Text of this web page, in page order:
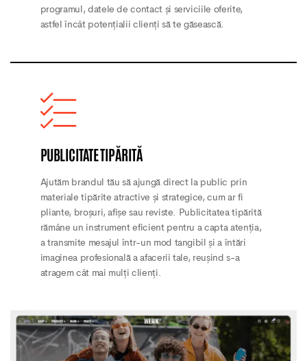
programul, datele de contact și serviciile oferite,
astfel încât potențialii clienți să te găsească.
PUBLICITATE TIPĂRITĂ
Ajutăm brandul tău să ajungă direct la public prin
materiale tipărite atractive și strategice, cum ar fi
pliante, broșuri, afișe sau reviste. Publicitatea tipărită
rămâne un instrument eficient pentru a capta atenția,
a transmite mesajul într-un mod tangibil și a întări
imaginea profesională a afacerii tale, reușind s-a
atragem cât mai mulți clienți.